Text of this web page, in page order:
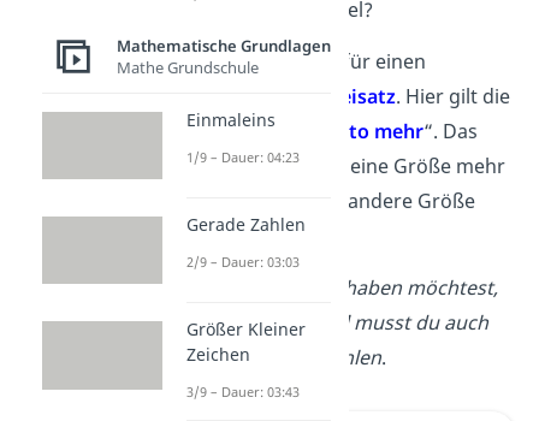
Kosten dann 10 Äpfel?
Das ist ein Beispiel für einen
proportionalen Dreisatz. Hier gilt die
Regel: „Je mehr, desto mehr“. Das
bedeutet, wenn die eine Größe mehr
wird, wird auch die andere Größe
mehr.
du haben möchtest,
desto mehr Geldmusst du auch
bezahlen.
Mathematische Grundlagen
Mathe Grundschule
Einmaleins
1/9 – Dauer: 04:23
Gerade Zahlen
2/9 – Dauer: 03:03
Größer Kleiner
Zeichen
3/9 – Dauer: 03:43